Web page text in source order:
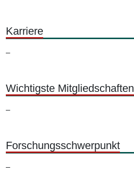
Karriere
–
Wichtigste Mitgliedschaften
–
Forschungsschwerpunkt
–